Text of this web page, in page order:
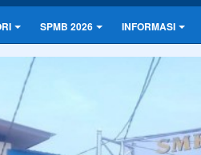
SPMB 2026 INFORMASI